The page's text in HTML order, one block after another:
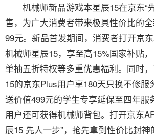
机械师新品游戏本星辰15在京东“
售，为广大消费者带来极具性价比的
99元。新品首发期间，消费者打开京
机械师星辰15，享至高15%国家补贴
单抽五折特权等多重优惠福利。同时
15的京东Plus用户享180天只换不修服
送价值499元的学生专享延保至四年服
用户还可获得机械师背包。打开京东
辰15 先人一步”，抢先拿到性价比封神